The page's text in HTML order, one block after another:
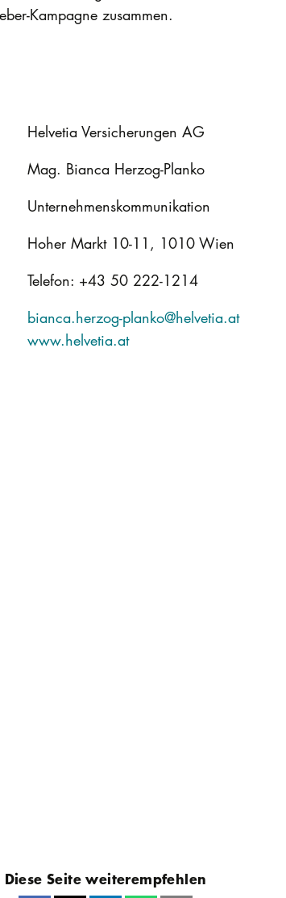
Kampagne zusammen.
Helvetia Versicherungen AG
Mag. Bianca Herzog-Planko
Unternehmenskommunikation
Hoher Markt 10-11, 1010 Wien
Telefon: +43 50 222-1214
bianca.herzog-planko@helvetia.at
www.helvetia.at
Diese Seite weiterempfehlen